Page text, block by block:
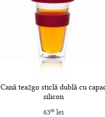
Cană tea2go sticlă dublă cu
silicon
6300lei